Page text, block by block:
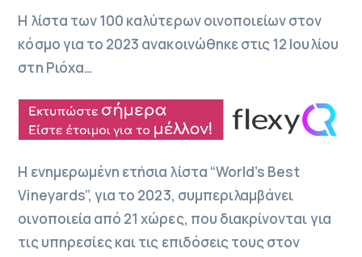
Η λίστα των 100 καλύτερων οινοποιείων στον
κόσμο για το 2023 ανακοινώθηκε στις 12 Ιουλίου
στη Ριόχα…
Η ενημερωμένη ετήσια λίστα “World’s Best
Vineyards”, για το 2023, συμπεριλαμβάνει
οινοποιεία από 21 χώρες, που διακρίνονται για
τις υπηρεσίες και τις επιδόσεις τους στον